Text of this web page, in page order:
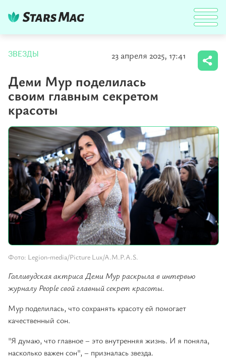
ЗВЕЗДЫ 23 апреля 2025, 17:41
Деми Мур поделилась
своим главным секретом
красоты
Фото: Legion-media/Picture Lux/A.M.P.A.S.
Голливудская актриса Деми Мур раскрыла в интервью
журналу People свой главный секрет красоты.
Мур поделилась, что сохранять красоту ей помогает
качественный сон.
"Я думаю, что главное – это внутренняя жизнь. И я поняла,
насколько важен сон", – призналась звезда.